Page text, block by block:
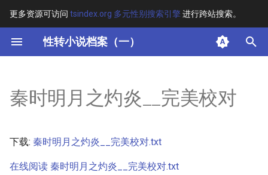
更多资源可访问 tsindex.org 多元性别搜索引擎进行跨站搜索。
性转小说档案（一）
键
开
搜
索
其他信息 [Processed Page
秦时明月之灼炎__完美校对
下载: 秦时明月之灼炎__完美校对.txt
在线阅读 秦时明月之灼炎__完美校对.txt